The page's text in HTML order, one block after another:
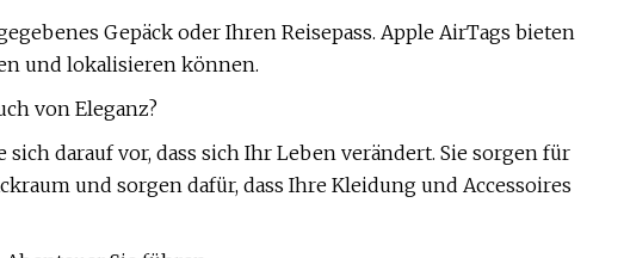
Gepäck oder Ihren Reisepass. Apple AirTags bieten
und lokalisieren können.
von Eleganz?
darauf vor, dass sich Ihr Leben verändert. Sie sorgen für
und sorgen dafür, dass Ihre Kleidung und Accessoires